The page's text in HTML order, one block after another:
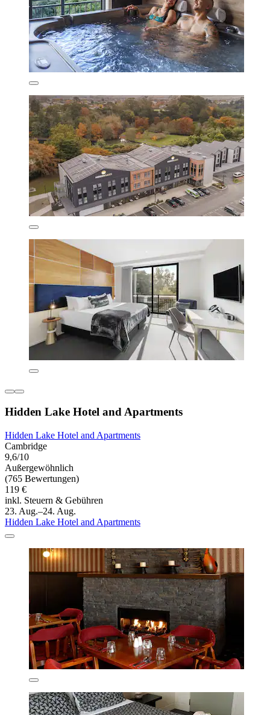
Hidden Lake Hotel and Apartments
Hidden Lake Hotel and Apartments
Cambridge
9,6/10
Außergewöhnlich
(765 Bewertungen)
119 €
inkl. Steuern & Gebühren
23. Aug.–24. Aug.
Hidden Lake Hotel and Apartments